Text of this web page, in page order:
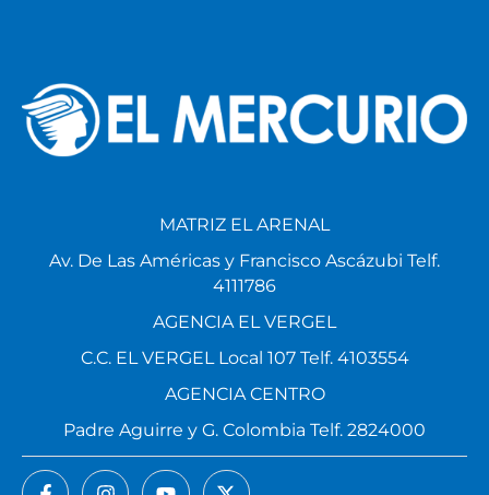
MATRIZ EL ARENAL
Av. De Las Américas y Francisco Ascázubi Telf.
4111786
AGENCIA EL VERGEL
C.C. EL VERGEL Local 107 Telf. 4103554
AGENCIA CENTRO
Padre Aguirre y G. Colombia Telf. 2824000